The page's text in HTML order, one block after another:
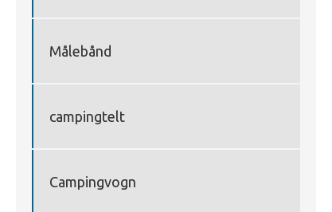
Målebånd
campingtelt
Campingvogn